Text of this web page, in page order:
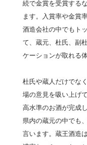
続で金賞を受賞する
ます。入賞率や金賞
酒造会社の中でもト
て、蔵元、杜氏、副
ケーションが取れる
杜氏や蔵人だけでな
場の意見を吸い上げ
高水準のお酒が完成
県内の蔵元の中でも
言います。蔵王酒造